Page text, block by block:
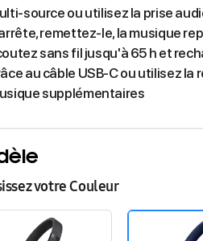
source ou utilisez la prise
remettez-le, la musique
sans fil jusqu'à 65 h et
au câble USB-C ou utilisez la
supplémentaires
votre Couleur